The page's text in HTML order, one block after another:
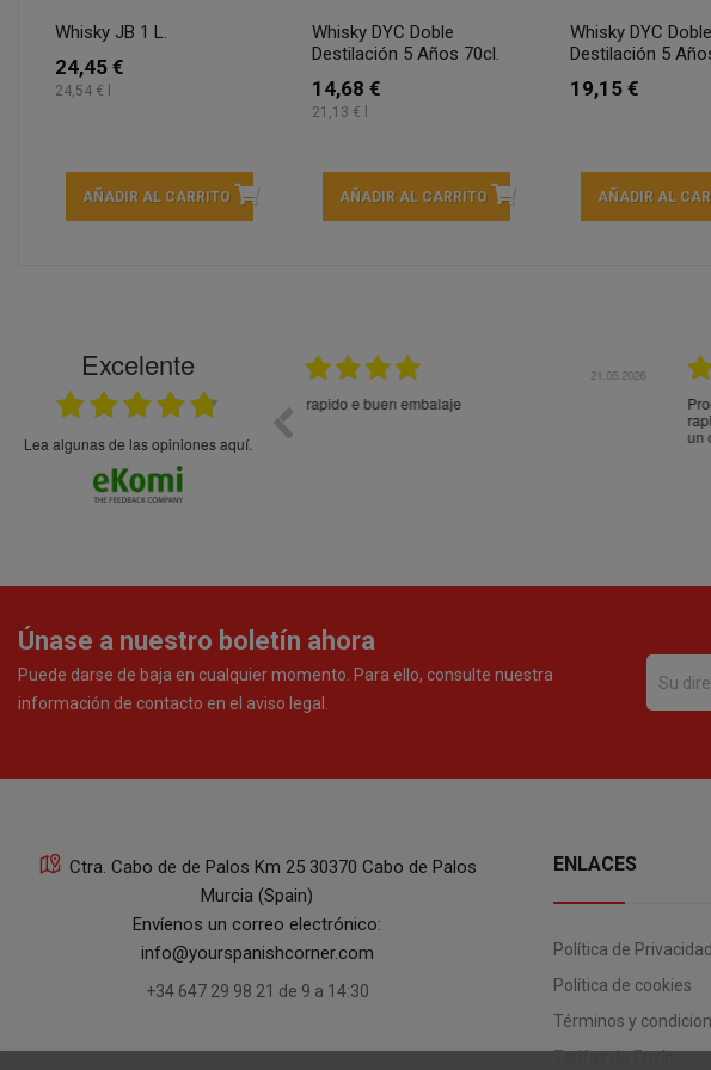
Whisky JB 1 L.
24,45 €
24,54 € l
AÑADIR AL CARRITO
Whisky DYC Doble
Destilación 5 Años 70cl.
14,68 €
21,13 € l
AÑADIR AL CARRITO
Whisky DYC Doble
Destilación 5
19,15 €
AÑADIR AL
Excelente
Lea algunas de las opiniones aquí.
21.05.2026
En general bien. Un zumo de melocotón vino roto por
Únase a nuestro boletín ahora
Puede darse de baja en cualquier momento. Para ello, consulte nuestra
información de contacto en el aviso legal.
Ctra. Cabo de de Palos Km 25 30370 Cabo de Palos
Murcia (Spain)
Envíenos un correo electrónico:
info@yourspanishcorner.com
+34 647 29 98 21 de 9 a 14:30
ENLACES
Política de Privacidad
Política de cookies
Términos y
Tarifas de Envío